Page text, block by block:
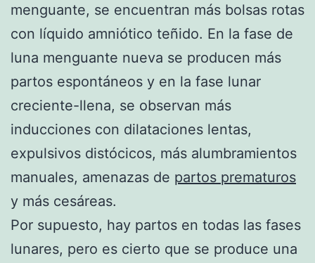
menguante, se encuentran más bolsas rotas
con líquido amniótico teñido. En la fase de
luna menguante nueva se producen más
partos espontáneos y en la fase lunar
creciente-llena, se observan más
inducciones con dilataciones lentas,
expulsivos distócicos, más alumbramientos
manuales, amenazas de partos prematuros
y más cesáreas.
Por supuesto, hay partos en todas las fases
lunares, pero es cierto que se produce una